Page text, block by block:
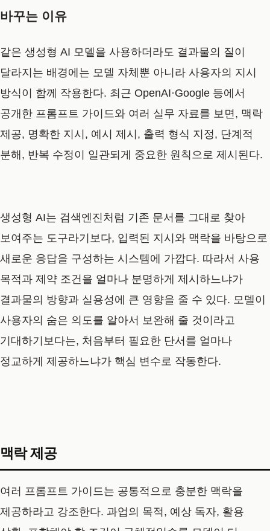
바꾸는 이유
같은 생성형 AI 모델을 사용하더라도 결과물의 질이
달라지는 배경에는 모델 자체뿐 아니라 사용자의 지시
방식이 함께 작용한다. 최근 OpenAI·Google 등에서
공개한 프롬프트 가이드와 여러 실무 자료를 보면, 맥락
제공, 명확한 지시, 예시 제시, 출력 형식 지정, 단계적
분해, 반복 수정이 일관되게 중요한 원칙으로 제시된다.
생성형 AI는 검색엔진처럼 기존 문서를 그대로 찾아
보여주는 도구라기보다, 입력된 지시와 맥락을 바탕으로
새로운 응답을 구성하는 시스템에 가깝다. 따라서 사용
목적과 제약 조건을 얼마나 분명하게 제시하느냐가
결과물의 방향과 실용성에 큰 영향을 줄 수 있다. 모델이
사용자의 숨은 의도를 알아서 보완해 줄 것이라고
기대하기보다는, 처음부터 필요한 단서를 얼마나
정교하게 제공하느냐가 핵심 변수로 작동한다.
맥락 제공
여러 프롬프트 가이드는 공통적으로 충분한 맥락을
제공하라고 강조한다. 과업의 목적, 예상 독자, 활용